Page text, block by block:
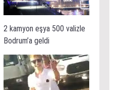
2 kamyon eşya 500 valizle
Bodrum’a geldi